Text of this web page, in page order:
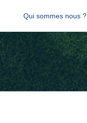
Qui sommes nous ?